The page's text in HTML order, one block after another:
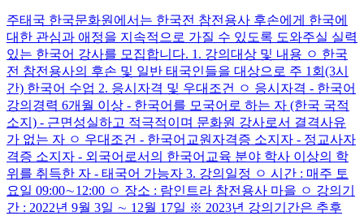
주태국 한국문화원에서는 한국전 참전용사 후손에게 한국에
대한 관심과 애정을 지속적으로 가질 수 있도록 도와주실 실력
있는 한국어 강사를 모집합니다. 1. 강의대상 및 내용 ㅇ 한국
전 참전용사의 후손 및 일반 태국인들을 대상으로 주 1회(3시
간) 한국어 수업 2. 응시자격 및 우대조건 ㅇ 응시자격 - 한국어
강의경력 6개월 이상 - 한국어를 모국어로 하는 자 (한국 국적
소지) - 근면성실하고 적극적이며 문화원 강사로서 결격사유
가 없는 자 ㅇ 우대조건 - 한국어교원자격증 소지자 - 정교사자
격증 소지자 - 외국어로서의 한국어교육 분야 학사 이상의 학
위를 취득한 자 - 태국어 가능자 3. 강의일정 ㅇ 시간 : 매주 토
요일 09:00∼12:00 ㅇ 장소 : 람인트라 참전용사 마을 ㅇ 강의기
간 : 2022년 9월 3일 ∼ 12월 17일 ※ 2023년 강의기간은 추후